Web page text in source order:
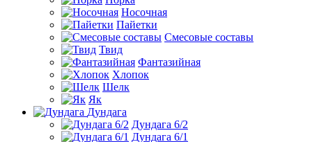
Носочная
Пайетки
Смесовые составы
Твид
Фантазийная
Хлопок
Шелк
Як
Дундага
Дундага 6/2
Дундага 6/1